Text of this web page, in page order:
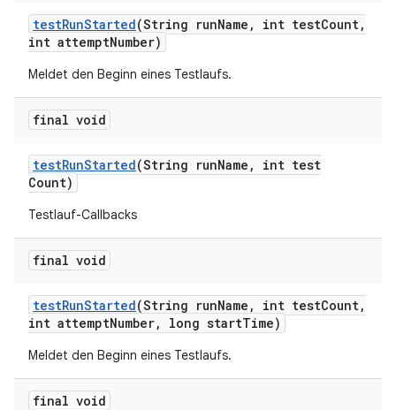
testRunStarted(String runName , int testCount,
int attemptNumber)
Meldet den Beginn eines Testlaufs.
final void
testRunStarted(String runName ,
int test
Count)
Testlauf-Callbacks
final void
testRunStarted(String runName , int testCount,
int attemptNumber, long startTime)
Meldet den Beginn eines Testlaufs.
final void